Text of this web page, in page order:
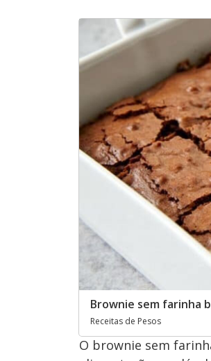
Brownie sem farinha
Receitas de Pesos
O brownie sem